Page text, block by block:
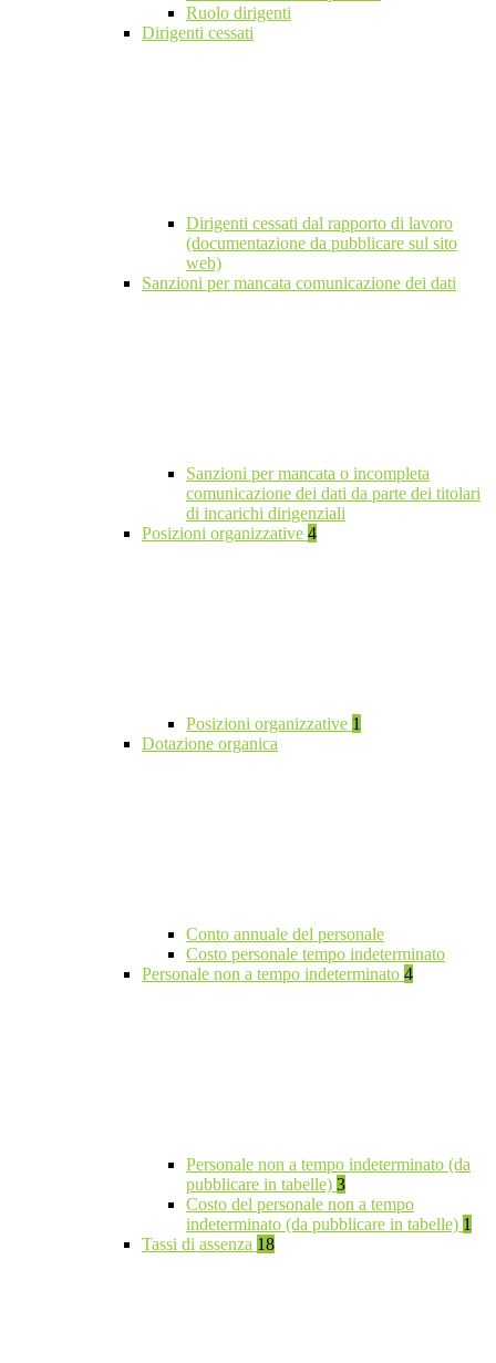
Ruolo dirigenti
Dirigenti cessati
Dirigenti cessati dal rapporto di lavoro
(documentazione da pubblicare sul sito
web)
Sanzioni per mancata comunicazione dei dati
Sanzioni per mancata o incompleta
comunicazione dei dati da parte dei titolari
di incarichi dirigenziali
Posizioni organizzative 4
Posizioni organizzative 1
Dotazione organica
Conto annuale del personale
Costo personale tempo indeterminato
Personale non a tempo indeterminato 4
Personale non a tempo indeterminato (da
pubblicare in tabelle) 3
Costo del personale non a tempo
indeterminato (da pubblicare in tabelle) 1
Tassi di assenza 18